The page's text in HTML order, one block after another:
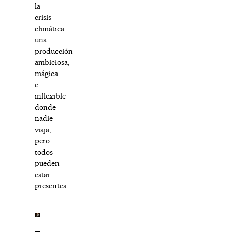
la
crisis
climática:
una
producción
ambiciosa,
mágica
e
inflexible
donde
nadie
viaja,
pero
todos
pueden
estar
presentes.